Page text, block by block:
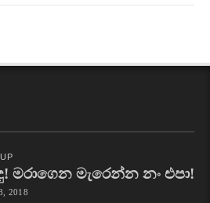
මරාගෙන මැරෙන්න නං එපා!
2018